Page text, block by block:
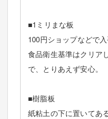
■1ミリまな板
100円ショップなどで
食品衛生基準はクリア
で、とりあえず安心。
■樹脂板
紙粘土の下に置いてあ